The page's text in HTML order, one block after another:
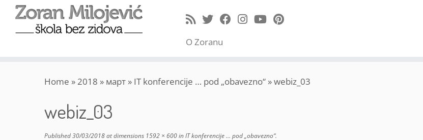
O Zoranu
Home »2018 » март » IT konferencije … pod „obavezno“ »webiz_03
webiz_03
Published30/03/2018at dimensions 1592 × 600inIT konferencije … pod „obavezno“.